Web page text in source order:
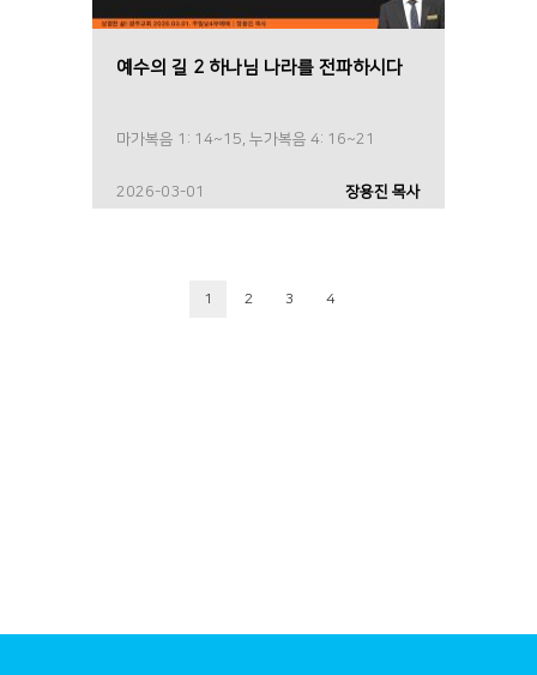
예수의 길 2 하나님 나라를 전파하시다
마가복음 1: 14~15, 누가복음 4: 16~21
2026-03-01 장용진 목사
1 2 3 4